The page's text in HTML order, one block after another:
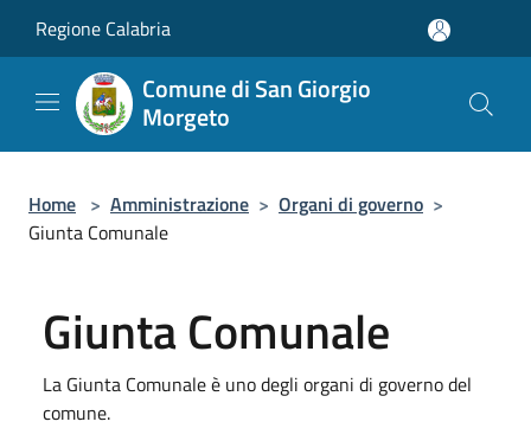
Regione Calabria
Comune di San Giorgio
Morgeto
Home > Amministrazione > Organi di governo >
Giunta Comunale
Giunta Comunale
La Giunta Comunale è uno degli organi di governo del
comune.